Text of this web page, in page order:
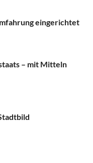
eingerichtet
– mit Mitteln